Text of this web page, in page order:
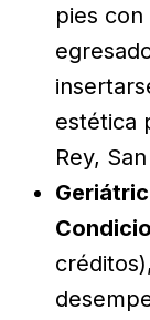
pies
estética
Rey,